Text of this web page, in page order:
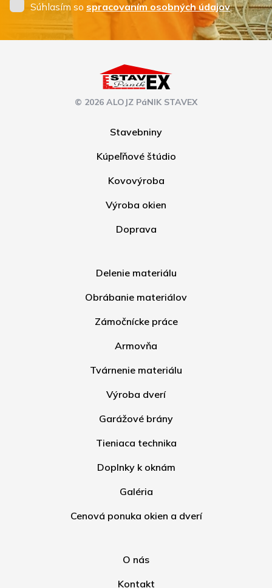
Súhlasím so spracovaním osobných údajov.
© 2026 ALOJZ PáNIK STAVEX
Stavebniny
Kúpeľňové štúdio
Kovovýroba
Výroba okien
Doprava
Delenie materiálu
Obrábanie materiálov
Zámočnícke práce
Armovňa
Tvárnenie materiálu
Výroba dverí
Garážové brány
Tieniaca technika
Doplnky k oknám
Galéria
Cenová ponuka okien a dverí
O nás
Kontakt